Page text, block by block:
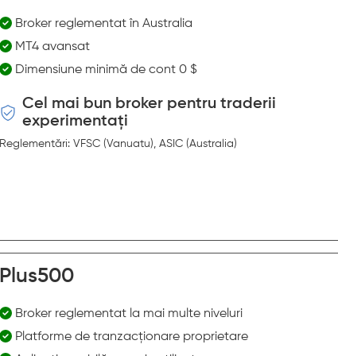
Broker reglementat în Australia
MT4 avansat
Dimensiune minimă de cont 0 $
Cel mai bun broker pentru traderii
experimentați
Reglementări: VFSC (Vanuatu), ASIC (Australia)
Plus500
Broker reglementat la mai multe niveluri
Platforme de tranzacționare proprietare